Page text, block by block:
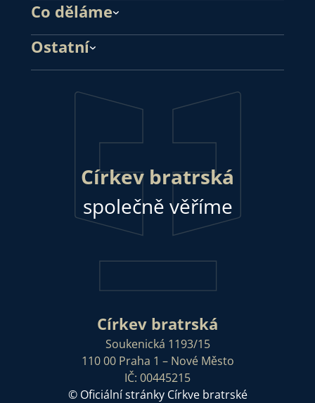
Co děláme
Ostatní
Církev bratrská
společně věříme
Církev bratrská
Soukenická 1193/15
110 00 Praha 1 – Nové Město
IČ: 00445215
© Oficiální stránky Církve bratrské